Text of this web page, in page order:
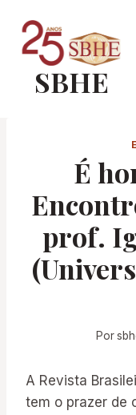
para
ConteúdoSBHE
É
prof.
Por
A Revista
tem o prazer de